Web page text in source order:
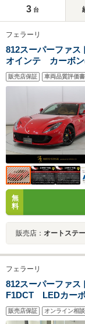
3 台
フェラーリ
812スーパーファ
オインテ カーボ
ザー シルキックP
ート LEDステア)
販売店保証 車両品質評価
無
料
販売店： オートステ
フェラーリ
812スーパーファ
F1DCT LEDカー
ンファイバーホイー
販売店保証 オンライン相